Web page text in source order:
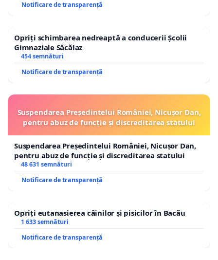
Notificare de transparență
Opriți schimbarea nedreaptă a conducerii Școlii
Gimnaziale Săcălaz
454 semnături
Notificare de transparență
Suspendarea Președintelui României, Nicușor Dan,
pentru abuz de funcție și discreditarea statului
Suspendarea Președintelui României, Nicușor Dan,
pentru abuz de funcție și discreditarea statului
48 631 semnături
Notificare de transparență
Opriți eutanasierea câinilor și pisicilor în Bacău
1 633 semnături
Notificare de transparență